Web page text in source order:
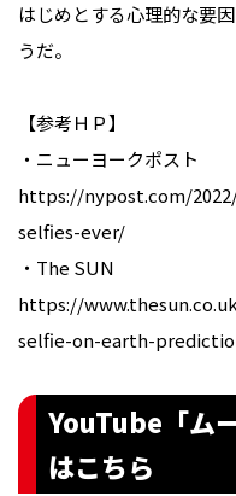
はじめとする心理的な要
うだ。
【参考ＨＰ】
・ニューヨークポスト
https://nypost.com/
selfies-ever/
・The SUN
https://
selfie-on-earth-
YouTube「ム
はこちら